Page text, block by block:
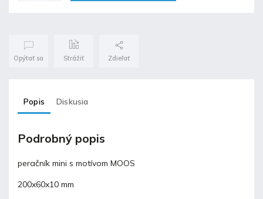
Opýtať sa Strážiť Zdieľať
Popis Diskusia
Podrobný popis
peračník mini s motívom MOOS
200x60x10 mm